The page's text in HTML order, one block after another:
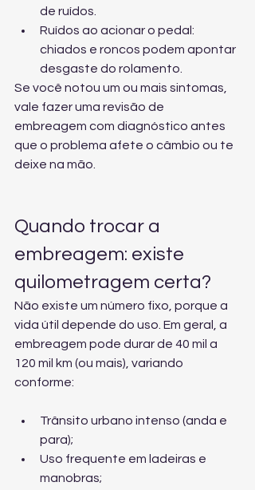
de ruídos.
Ruídos ao acionar o pedal:
chiados e roncos podem apontar
desgaste do rolamento.
Se você notou um ou mais sintomas,
vale fazer uma revisão de
embreagem com diagnóstico antes
que o problema afete o câmbio ou te
deixe na mão.
Quando trocar a
embreagem: existe
quilometragem certa?
Não existe um número fixo, porque a
vida útil depende do uso. Em geral, a
embreagem pode durar de 40 mil a
120 mil km (ou mais), variando
conforme:
Trânsito urbano intenso (anda e
para);
Uso frequente em ladeiras e
manobras;